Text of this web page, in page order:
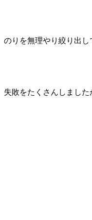
のりを無理やり絞り出
失敗をたくさんしました